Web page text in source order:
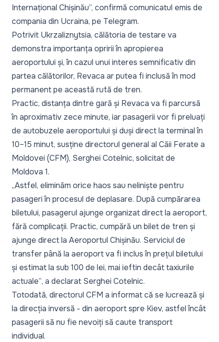
Internațional Chișinău”, confirmă comunicatul emis de
compania din Ucraina, pe Telegram.
Potrivit Ukrzaliznytsia, călătoria de testare va
demonstra importanța opririi în apropierea
aeroportului și, în cazul unui interes semnificativ din
partea călătorilor, Revaca ar putea fi inclusă în mod
permanent pe această rută de tren.
Practic, distanța dintre gară și Revaca va fi parcursă
în aproximativ zece minute, iar pasagerii vor fi preluați
de autobuzele aeroportului și duși direct la terminal în
10–15 minut, susține directorul general al Căii Ferate a
Moldovei (CFM), Serghei Cotelnic, solicitat de
Moldova 1.
„Astfel, eliminăm orice haos sau neliniște pentru
pasageri în procesul de deplasare. După cumpărarea
biletului, pasagerul ajunge organizat direct la aeroport,
fără complicații. Practic, cumpără un bilet de tren și
ajunge direct la Aeroportul Chișinău. Serviciul de
transfer până la aeroport va fi inclus în prețul biletului
și estimat la sub 100 de lei, mai ieftin decât taxiurile
actuale”, a declarat Serghei Cotelnic.
Totodată, directorul CFM a informat că se lucrează și
la direcția inversă - din aeroport spre Kiev, astfel încât
pasagerii să nu fie nevoiți să caute transport
individual.